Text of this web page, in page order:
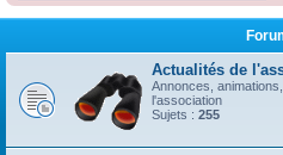
Actualités de
Annonces,
l'association
Sujets : 255